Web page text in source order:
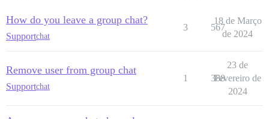
How do you leave a group chat?
Supportchat
3 567
18 de Março
de 2024
Remove user from group chat
Supportchat
1 388
23 de
Fevereiro de
2024